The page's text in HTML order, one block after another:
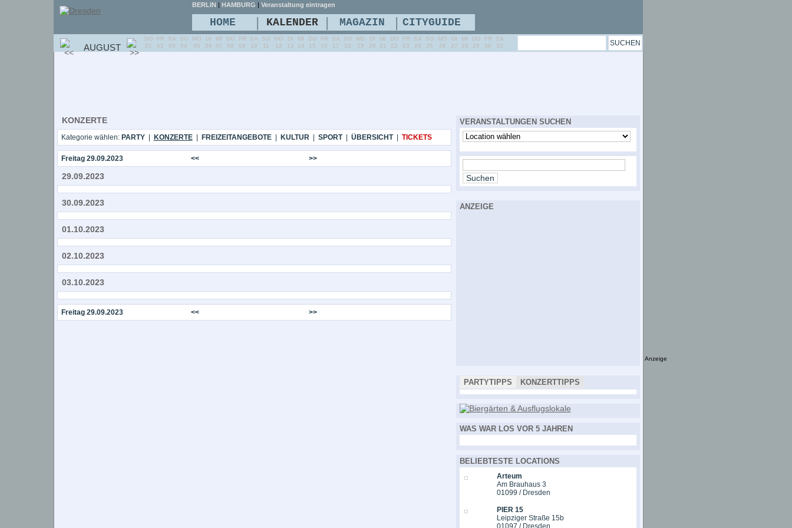
KONZERTE
Kategorie wählen: PARTY| KONZERTE| FREIZEITANGEBOTE| KULTUR| SPORT| ÜBERSICHT| TICKETS
Freitag 29.09.2023 << >>
29.09.2023
30.09.2023
01.10.2023
02.10.2023
03.10.2023
Freitag 29.09.2023 << >>
VERANSTALTUNGEN SUCHEN
ANZEIGE
PARTYTIPPS KONZERTTIPPS
WAS WAR LOS VOR 5 JAHREN
BELIEBTESTE LOCATIONS
Arteum
Am Brauhaus 3
01099 / Dresden
PIER 15
Leipziger Straße 15b
01097 / Dresden
BERLIN | HAMBURG | Veranstaltung eintragen
HOME | KALENDER | MAGAZIN | CITYGUIDE
AUGUST
DO
01
FR
02
SA
03
SO
04
MO
05
DI
06
MI
07
DO
08
FR
09
SA
10
SO
11
MO
12
DI
13
MI
14
DO
15
FR
16
SA
17
SO
18
MO
19
DI
20
MI
21
DO
22
FR
23
SA
24
SO
25
MO
26
DI
27
MI
28
DO
29
FR
30
SA
31
Anzeige